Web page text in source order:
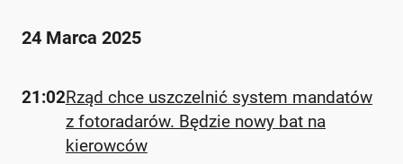
24 Marca 2025
21:02Rząd chce uszczelnić system mandatów
z fotoradarów. Będzie nowy bat na
kierowców